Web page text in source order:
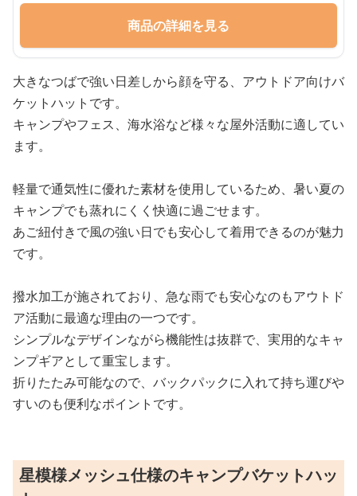
商品の詳細を見る
大きなつばで強い日差しから顔を守る、アウトドア向けバ
ケットハットです。
キャンプやフェス、海水浴など様々な屋外活動に適してい
ます。
軽量で通気性に優れた素材を使用しているため、暑い夏の
キャンプでも蒸れにくく快適に過ごせます。
あご紐付きで風の強い日でも安心して着用できるのが魅力
です。
撥水加工が施されており、急な雨でも安心なのもアウトド
ア活動に最適な理由の一つです。
シンプルなデザインながら機能性は抜群で、実用的なキャ
ンプギアとして重宝します。
折りたたみ可能なので、バックパックに入れて持ち運びや
すいのも便利なポイントです。
星模様メッシュ仕様のキャンプバケットハッ